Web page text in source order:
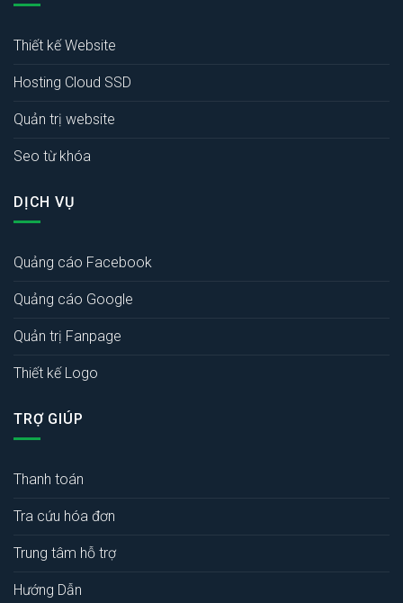
Thiết kế Website
Hosting Cloud SSD
Quản trị website
Seo từ khóa
DỊCH VỤ
Quảng cáo Facebook
Quảng cáo Google
Quản trị Fanpage
Thiết kế Logo
TRỢ GIÚP
Thanh toán
Tra cứu hóa đơn
Trung tâm hỗ trợ
Hướng Dẫn